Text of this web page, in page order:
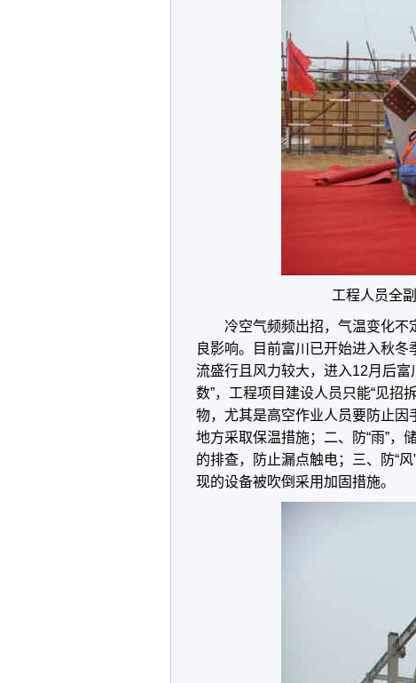
工程人员全
冷空气频频出招，气温变化
良影响。目前富川已开始进入秋
流盛行且风力较大，进入12月后
数”，工程项目建设人员只能“见招
物，尤其是高空作业人员要防止因
地方采取保温措施；二、防“雨”，
的排查，防止漏点触电；三、防“
现的设备被吹倒采用加固措施。